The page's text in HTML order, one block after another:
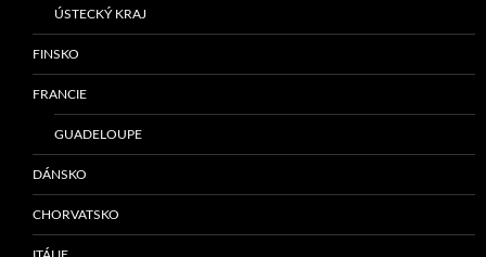
ÚSTECKÝ KRAJ
FINSKO
FRANCIE
GUADELOUPE
DÁNSKO
CHORVATSKO
ITÁLIE